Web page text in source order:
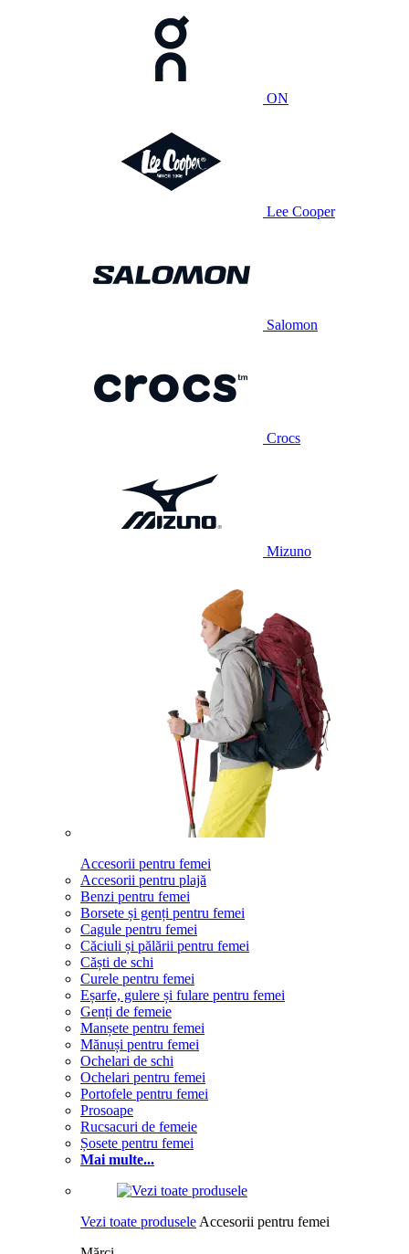
ON
Lee Cooper
Salomon
Crocs
Mizuno
Accesorii pentru femei
Accesorii pentru plajă
Benzi pentru femei
Borsete și genți pentru femei
Cagule pentru femei
Căciuli și pălării pentru femei
Căști de schi
Curele pentru femei
Eșarfe, gulere și fulare pentru femei
Genți de femeie
Manșete pentru femei
Mănuși pentru femei
Ochelari de schi
Ochelari pentru femei
Portofele pentru femei
Prosoape
Rucsacuri de femeie
Șosete pentru femei
Mai multe...
Vezi toate produsele Accesorii pentru femei